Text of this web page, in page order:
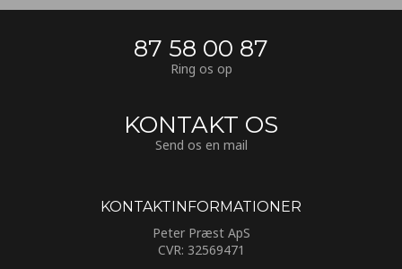
87 58 00 87
Ring os op
KONTAKT OS
Send os en mail
KONTAKTINFORMATIONER​
Peter Præst ApS
CVR: 32569471